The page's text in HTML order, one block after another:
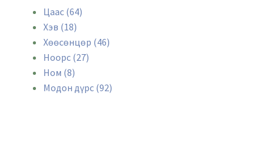
Цаас (64)
Хэв (18)
Хөөсөнцөр (46)
Ноорс (27)
Ном (8)
Модон дүрс (92)